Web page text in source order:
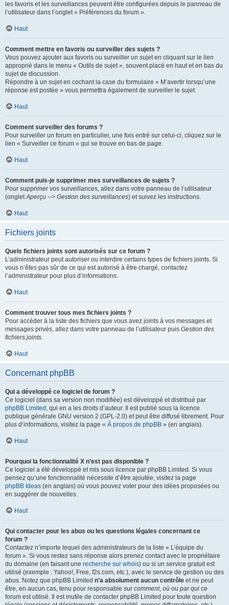
les favoris et les surveillances peuvent être configurées depuis le panneau de
l’utilisateur dans l’onglet « Préférences du forum ».
Haut
Comment mettre en favoris ou surveiller des sujets ?
Vous pouvez ajouter aux favoris ou surveiller un sujet en cliquant sur le lien
approprié dans le menu « Outils de sujet », souvent placé en haut et en bas du
sujet de discussion.
Répondre à un sujet en cochant la case du formulaire « M’avertir lorsqu’une
réponse est postée » vous permettra également de surveiller le sujet.
Haut
Comment surveiller des forums ?
Pour surveiller un forum en particulier, une fois entré sur celui-ci, cliquez sur le
lien « Surveiller ce forum » qui se trouve en bas de page.
Haut
Comment puis-je supprimer mes surveillances de sujets ?
Pour supprimer vos surveillances, allez dans votre panneau de l’utilisateur
(ongletAperçu --> Gestion des surveillances) et suivez les instructions.
Haut
Fichiers joints
Quels fichiers joints sont autorisés sur ce forum ?
L’administrateur peut autoriser ou interdire certains types de fichiers joints. Si
vous n’êtes pas sûr de ce qui est autorisé à être chargé, contactez
l’administrateur pour plus d’informations.
Haut
Comment trouver tous mes fichiers joints ?
Pour accéder à la liste des fichiers que vous avez joints à vos messages et
messages privés, allez dans votre panneau de l’utilisateur puis Gestion des
fichiers joints.
Haut
Concernant phpBB
Qui a développé ce logiciel de forum ?
Ce logiciel (dans sa version non modifiée) est développé et distribué par
phpBB Limited , qui en a les droits d’auteur. Il est publié sous la licence
publique générale GNU version 2 (GPL-2.0) et peut être diffusé librement. Pour
plus d’informations, visitez la page « À propos de phpBB » (en anglais).
Haut
Pourquoi la fonctionnalité X n’est pas disponible ?
Ce logiciel a été développé et mis sous licence par phpBB Limited. Si vous
pensez qu’une fonctionnalité nécessite d’être ajoutée, visitez la page
phpBB Ideas (en anglais) où vous pouvez voter pour des idées proposées ou
en suggérer de nouvelles.
Haut
Qui contacter pour les abus ou les questions légales concernant ce
forum ?
Contactez n’importe lequel des administrateurs de la liste « L’équipe du
forum ». Si vous restez sans réponse alors prenez contact avec le propriétaire
du domaine (en faisant une recherche sur whois) ou si un service gratuit est
utilisé (exemple : Yahoo!, Free, f2s.com, etc.), avec le service de gestion ou des
abus. Notez que phpBB Limited n’a absolument aucun contrôle et ne peut
être, en aucun cas, tenu pour responsable sur comment, où ou par qui ce
forum est utilisé. Il est inutile de contacter phpBB Limited pour toute question